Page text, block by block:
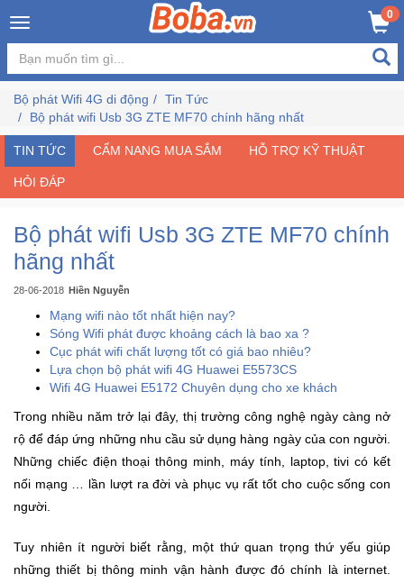
×
Đăng
nhập
ký
Chủ
Đang
Chạy
Khuyến
Mãi
Thiết
âm
thanh
0
Bộ phát Wifi 4G di động
Tin Tức
Bộ phát wifi Usb 3G ZTE MF70 chính hãng nhất
TIN TỨC CẨM NANG MUA SẮM HỖ TRỢ KỸ THUẬT
HỎI ĐÁP
Bộ phát wifi Usb 3G ZTE MF70 chính
hãng nhất
28-06-2018 Hiền Nguyễn
Mạng wifi nào tốt nhất hiện nay?
Sóng Wifi phát được khoảng cách là bao xa ?
Cục phát wifi chất lượng tốt có giá bao nhiêu?
Lựa chọn bộ phát wifi 4G Huawei E5573CS
Wifi 4G Huawei E5172 Chuyên dụng cho xe khách
Trong nhiều năm trở lại đây, thị trường công nghệ ngày càng nở
rộ để đáp ứng những nhu cầu sử dụng hàng ngày của con người.
Những chiếc điện thoại thông minh, máy tính, laptop, tivi có kết
nối mạng … lần lượt ra đời và phục vụ rất tốt cho cuộc sống con
người.
Tuy nhiên ít người biết rằng, một thứ quan trọng thứ yếu giúp
những thiết bị thông minh vận hành được đó chính là internet.